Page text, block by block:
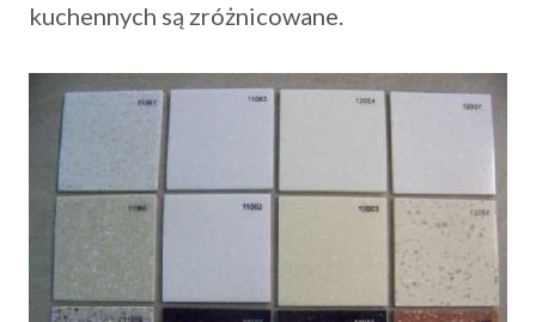
kuchennych są zróżnicowane.